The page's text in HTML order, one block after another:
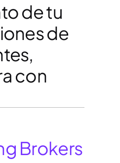
de tu
de
con
Brokers